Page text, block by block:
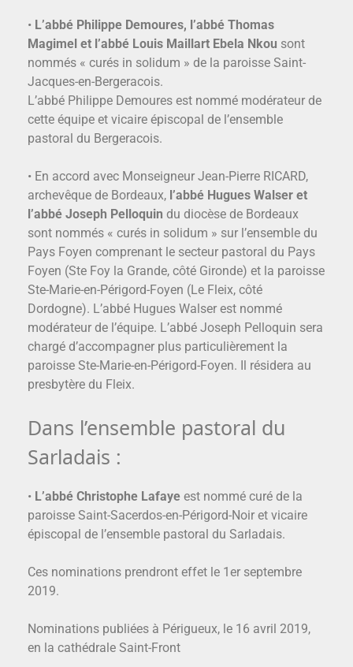
• L’abbé Philippe Demoures, l’abbé Thomas
Magimel et l’abbé Louis Maillart Ebela Nkou sont
nommés « curés in solidum » de la paroisse Saint-
Jacques-en-Bergeracois.
L’abbé Philippe Demoures est nommé modérateur de
cette équipe et vicaire épiscopal de l’ensemble
pastoral du Bergeracois.
• En accord avec Monseigneur Jean-Pierre RICARD,
archevêque de Bordeaux, l’abbé Hugues Walser et
l’abbé Joseph Pelloquin du diocèse de Bordeaux
sont nommés « curés in solidum » sur l’ensemble du
Pays Foyen comprenant le secteur pastoral du Pays
Foyen (Ste Foy la Grande, côté Gironde) et la paroisse
Ste-Marie-en-Périgord-Foyen (Le Fleix, côté
Dordogne). L’abbé Hugues Walser est nommé
modérateur de l’équipe. L’abbé Joseph Pelloquin sera
chargé d’accompagner plus particulièrement la
paroisse Ste-Marie-en-Périgord-Foyen. Il résidera au
presbytère du Fleix.
Dans l’ensemble pastoral du
Sarladais :
• L’abbé Christophe Lafaye est nommé curé de la
paroisse Saint-Sacerdos-en-Périgord-Noir et vicaire
épiscopal de l’ensemble pastoral du Sarladais.
Ces nominations prendront effet le 1er septembre
2019.
Nominations publiées à Périgueux, le 16 avril 2019,
en la cathédrale Saint-Front